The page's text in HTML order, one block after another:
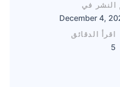
النشر في
December 4,
اقرأ الدقائق
5